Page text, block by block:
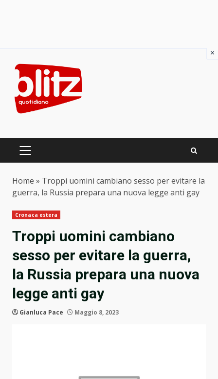
content
PRIMARY
Home » Troppi uomini cambiano sesso per evitare la
guerra, la Russia prepara una nuova legge anti gay
Cronaca estera
Troppi uomini cambiano
sesso per evitare la guerra,
la Russia prepara una nuova
legge anti gay
Gianluca Pace Maggio 8, 2023
×